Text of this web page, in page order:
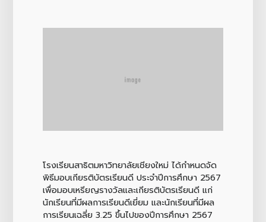
โรงเรียนสาธิตมหาวิทยาลัยเชียงใหม่ ได้กำหนดจัด
พิธีมอบเกียรติบัตรเรียนดี ประจำปีการศึกษา 2567
เพื่อมอบเหรียญรางวัลและเกียรติบัตรเรียนดี แก่
นักเรียนที่มีผลการเรียนดีเยี่ยม และนักเรียนที่มีผล
การเรียนเฉลี่ย 3.25 ขึ้นไปของปีการศึกษา 2567